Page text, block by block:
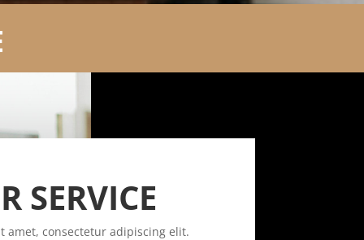
SERVICE
amet, consectetur adipiscing elit.